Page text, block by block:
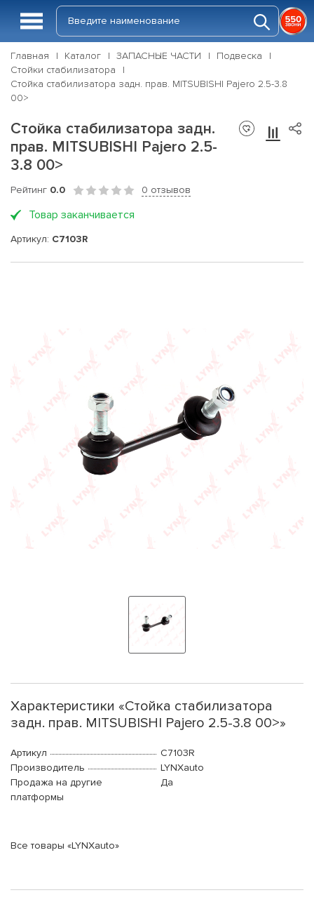
Главная Каталог ЗАПАСНЫЕ ЧАСТИ
Подвеска
Стойки стабилизатора
Стойка стабилизатора задн. прав. MITSUBISHI Pajero 2.5-3.8
00>
Стойка стабилизатора задн.
прав. MITSUBISHI Pajero 2.5-
3.8 00>
Рейтинг 0.0 0 отзывов
Товар заканчивается
Артикул: C7103R
Характеристики «Стойка стабилизатора
задн. прав. MITSUBISHI Pajero 2.5-3.8 00>»
Артикул
C7103R
Производитель
LYNXauto
Продажа на другие
платформы
Да
Все товары «LYNXauto»